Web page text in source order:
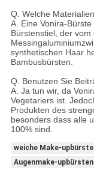
Q. Welche
A. Eine Vonira-
Bürstenstiel, der
synthetischen Haar
Bambusbürsten.
Q. Benutzen Sie
A. Ja tun wir, da
Vegetariers ist.
Produkten des
besonders dass alle
100% sind.
weiche Make-
Augenmake-